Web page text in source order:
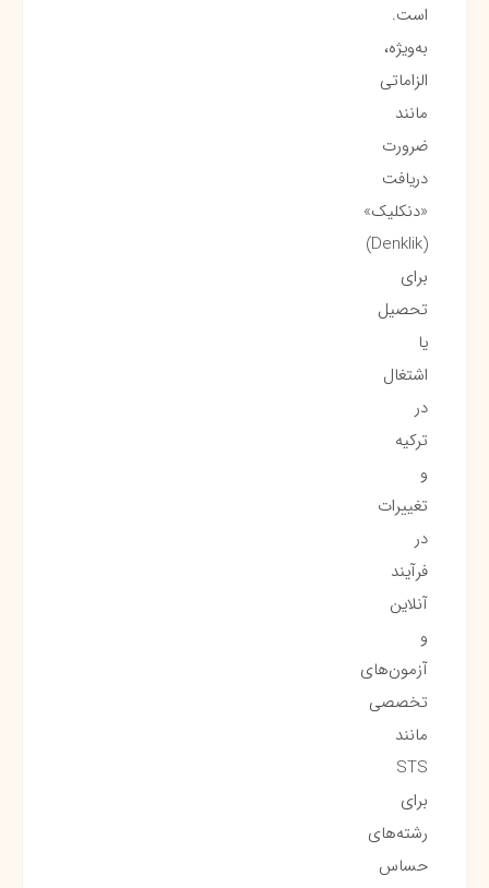
است.
به‌ویژه،
الزاماتی
مانند
ضرورت
دریافت
«دنکلیک»
(Denklik)
برای
تحصیل
یا
اشتغال
در
ترکیه
و
تغییرات
در
فرآیند
آنلاین
و
آزمون‌های
تخصصی
مانند
STS
برای
رشته‌های
حساس